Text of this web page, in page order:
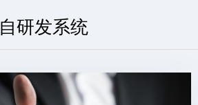
自研发系统